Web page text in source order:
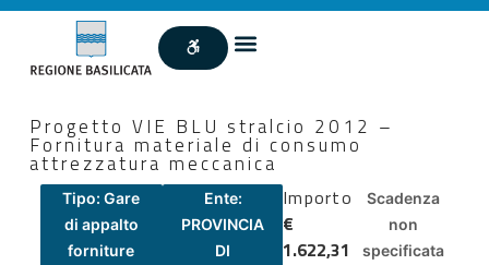
Progetto VIE BLU stralcio 2012 –
Fornitura materiale di consumo
attrezzatura meccanica
Tipo: Gare
di appalto
forniture
Ente:
PROVINCIA
DI
Importo
€
1.622,31
Scadenza
non
specificata